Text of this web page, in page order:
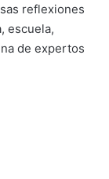
reflexiones
escuela,
de expertos